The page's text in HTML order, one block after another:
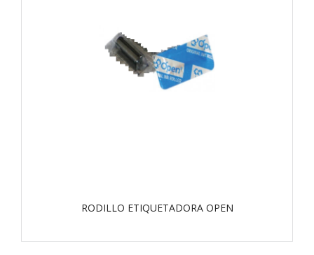
RODILLO ETIQUETADORA OPEN